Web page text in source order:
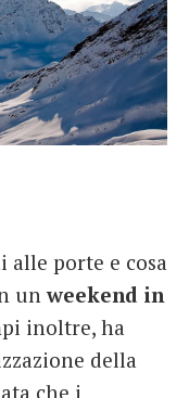
alle porte e cosa
unweekend in
inoltre, ha
della
che i